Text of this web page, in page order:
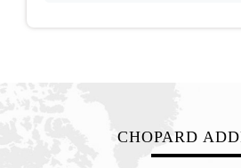
CHOPARD